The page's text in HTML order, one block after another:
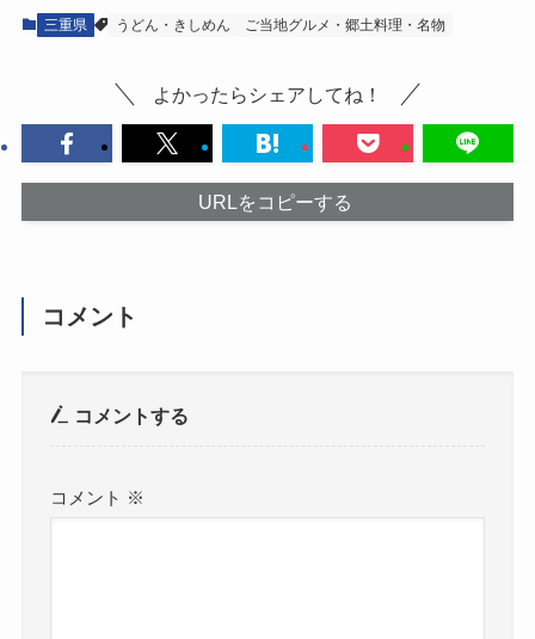
三重県 うどん・きしめん ご当地グルメ・郷土料理・名物
よかったらシェアしてね！
URLをコピーする
コメント
コメントする
コメント ※